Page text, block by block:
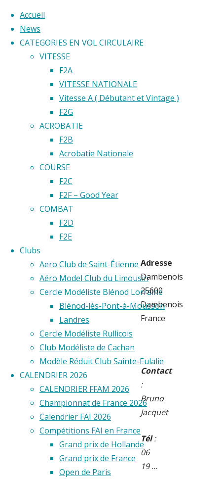
Accueil
News
CATEGORIES EN VOL CIRCULAIRE
VITESSE
F2A
VITESSE NATIONALE
Vitesse A ( Débutant et Vintage )
F2G
ACROBATIE
F2B
Acrobatie Nationale
COURSE
F2C
F2F – Good Year
COMBAT
F2D
F2E
Clubs
Aero Club de Saint-Étienne
Aéro Model Club du Limousin
Cercle Modéliste Blénod Lorraine
Blénod-lès-Pont-à-Mousson
Landres
Cercle Modéliste Rullicois
Club Modéliste de Cachan
Modèle Réduit Club Sainte-Eulalie
CALENDRIER 2026
CALENDRIER FFAM 2026
Championnat de France 2026
Calendrier FAI 2026
Compétitions FAI en France
Grand prix de Hollande
Grand prix de France
Open de Paris
Cercle
Adresse
Dambenois
25600
Dambenois
France
Contact
:
Bruno
Jacquet
Tél:
06
19 …
©2020 Vol circulaire commandé